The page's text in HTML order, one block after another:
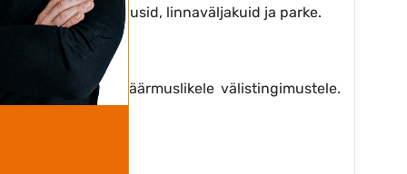
paljusid kodusid, linnaväljakuid ja parke.
niiskusele ja äärmuslikele välistingimustele.